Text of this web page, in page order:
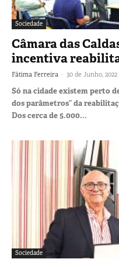
Sociedade
Câmara das
incentiva
Fátima Ferreira - 30 de Junho, 2022
Só na cidade existem perto
dos parâmetros” da
Dos cerca de 5.000...
Sociedade